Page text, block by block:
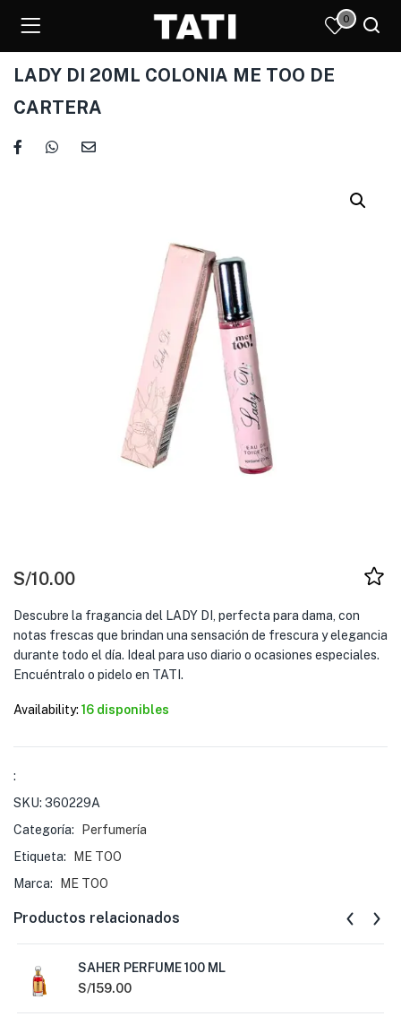
0
LADY DI 20ML COLONIA ME TOO DE
CARTERA
S/10.00
Descubre la fragancia del LADY DI, perfecta para dama, con
notas frescas que brindan una sensación de frescura y elegancia
durante todo el día. Ideal para uso diario o ocasiones especiales.
Encuéntralo o pidelo en TATI.
Availability: 16 disponibles
:
SKU: 360229A
Categoría:
Perfumería
Etiqueta:
ME TOO
Marca:
ME TOO
Productos relacionados
SAHER PERFUME 100 ML
S/159.00